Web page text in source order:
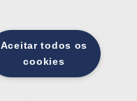
Aceitar todos os
cookies